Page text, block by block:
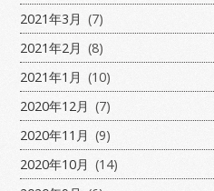
2021年3月 (7)
2021年2月 (8)
2021年1月 (10)
2020年12月 (7)
2020年11月 (9)
2020年10月 (14)